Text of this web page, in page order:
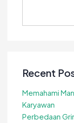
Recent
Memahami
Karyawan
Perbedaan